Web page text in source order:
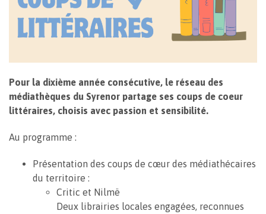
Pour la dixième année consécutive, le réseau des
médiathèques du Syrenor partage ses coups de coeur
littéraires, choisis avec passion et sensibilité.
Au programme :
Présentation des coups de cœur des médiathécaires
du territoire :
Critic et Nilmë
Deux librairies locales engagées, reconnues